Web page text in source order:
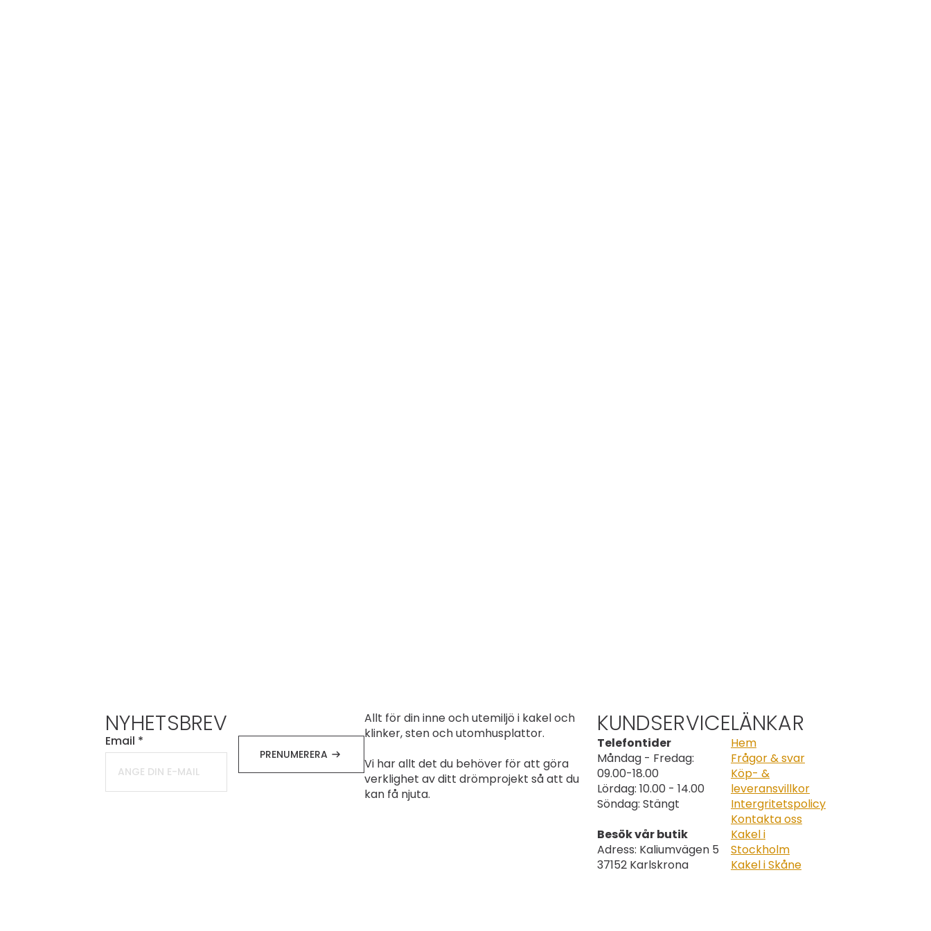
NYHETSBREV
Email *
PRENUMERERA
Allt för din inne och utemiljö i kakel och
klinker, sten och utomhusplattor.
Vi har allt det du behöver för att göra
verklighet av ditt drömprojekt så att du
kan få njuta.
KUNDSERVICE
Telefontider
Måndag - Fredag:
09.00-18.00
Lördag: 10.00 - 14.00
Söndag: Stängt
Besök vår butik
Adress: Kaliumvägen 5
37152 Karlskrona
LÄNKAR
Hem
Frågor & svar
Köp- &
leveransvillkor
Intergritetspolicy
Kontakta oss
Kakel i
Stockholm
Kakel i Skåne